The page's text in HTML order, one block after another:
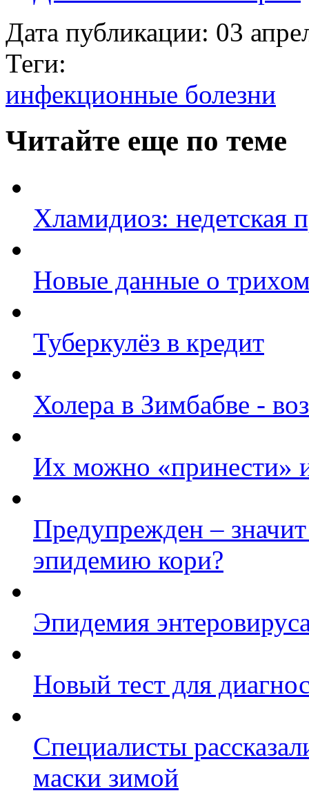
Дата публикации: 03
Теги:
инфекционные болезни
Читайте еще по теме
Хламидиоз: недетская
Новые данные о
Туберкулёз в кредит
Холера в Зимбабве -
Их можно «принести»
Предупрежден –
эпидемию кори?
Эпидемия
Новый тест для
Специалисты
маски зимой